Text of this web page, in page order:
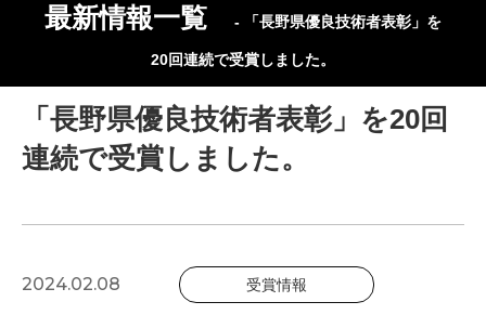
最新情報一覧 - 「長野県優良技術者表彰」を
20回連続で受賞しました。
「長野県優良技術者表彰」を20回
連続で受賞しました。
2024.02.08 受賞情報